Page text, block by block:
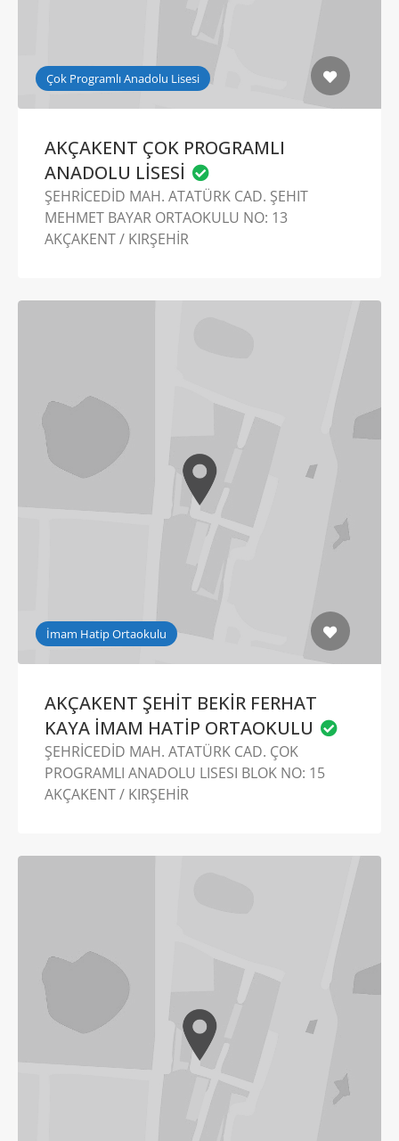
Çok Programlı Anadolu Lisesi
AKÇAKENT ÇOK PROGRAMLI
ANADOLU LİSESİ
ŞEHRİCEDİD MAH. ATATÜRK CAD. ŞEHIT
MEHMET BAYAR ORTAOKULU NO: 13
AKÇAKENT / KIRŞEHİR
İmam Hatip Ortaokulu
AKÇAKENT ŞEHİT BEKİR FERHAT
KAYA İMAM HATİP ORTAOKULU
ŞEHRİCEDİD MAH. ATATÜRK CAD. ÇOK
PROGRAMLI ANADOLU LISESI BLOK NO: 15
AKÇAKENT / KIRŞEHİR